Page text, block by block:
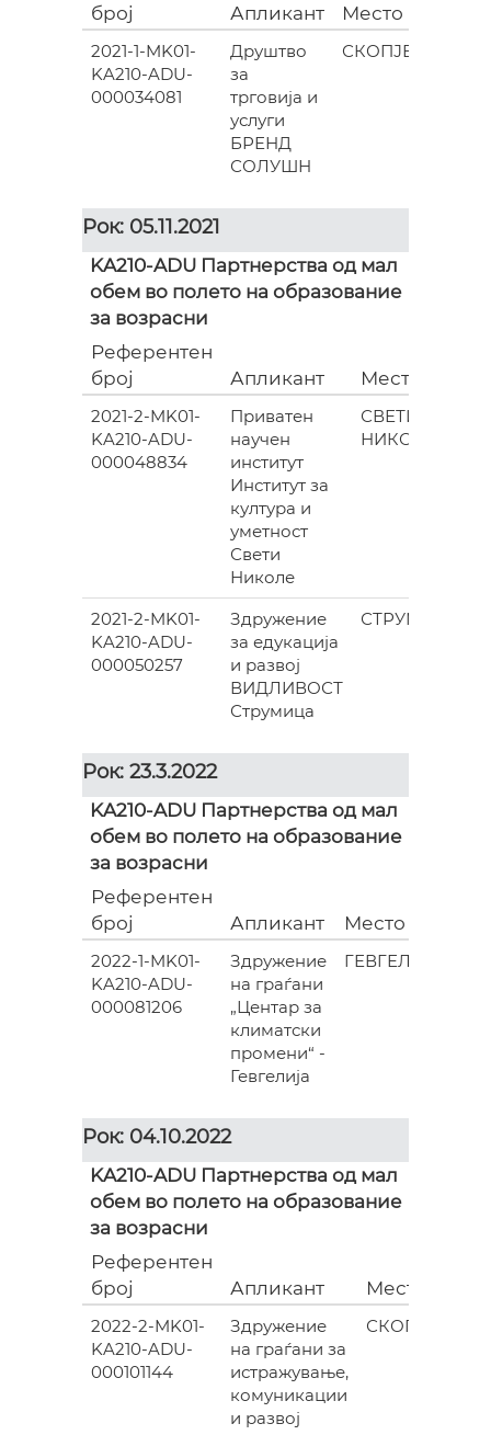
број
Апликант Место
2021-1-MK01-
KA210-ADU-
000034081
Друштво
за
трговија и
услуги
БРЕНД
СОЛУШН
СКОПЈЕ
Рок: 05.11.2021
KA210-ADU Партнерства од мал
обем во полето на образование
за возрасни
Референтен
број
Апликант Место
2021-2-MK01-
KA210-ADU-
000048834
Приватен
научен
институт
Институт за
култура и
уметност
Свети
Николе
СВЕТИ
НИКОЛЕ
2021-2-MK01-
KA210-ADU-
000050257
Здружение
за едукација
и развој
ВИДЛИВОСТ
Струмица
СТРУМИЦА
Рок: 23.3.2022
KA210-ADU Партнерства од мал
обем во полето на образование
за возрасни
Референтен
број
Апликант Место
2022-1-MK01-
KA210-ADU-
000081206
Здружение
на граѓани
„Центар за
климатски
промени“ -
Гевгелија
ГЕВГЕЛИЈА
Рок: 04.10.2022
KA210-ADU Партнерства од мал
обем во полето на образование
за возрасни
Референтен
број
Апликант Место
2022-2-MK01-
KA210-ADU-
000101144
Здружение
на граѓани за
истражување,
комуникации
и развој
СКОПЈЕ